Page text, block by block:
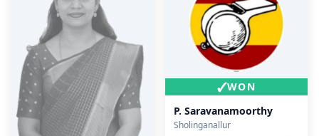
✓WON
P. Saravanamoorthy
Sholinganallur